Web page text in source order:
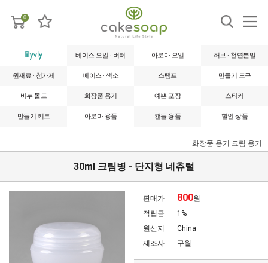
0
베이스 오일 · 버터 아로마 오일 허브 · 천연분말
원재료 · 첨가제 베이스 · 색소 스탬프 만들기 도구
비누 몰드 화장품 용기 예쁜 포장 스티커
만들기 키트 아로마 용품 캔들 용품 할인 상품
화장품 용기 크림 용기
30ml 크림병 - 단지형 네츄럴
판매가 800원
적립금
1%
원산지
China
제조사
구월